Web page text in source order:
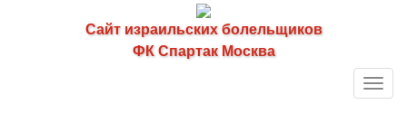
Сайт израильских болельщиков
ФК Спартак Москва